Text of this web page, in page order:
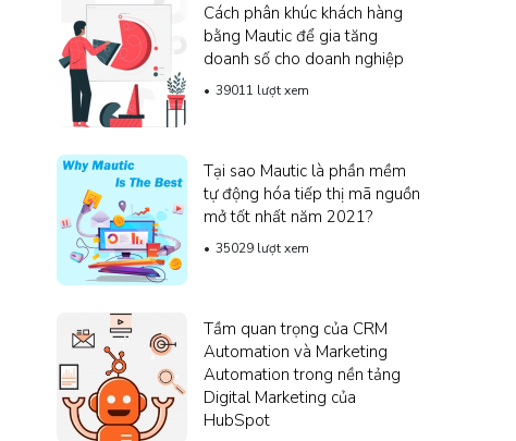
Cách phân khúc khách hàng
bằng Mautic ​​để gia tăng
doanh số cho doanh nghiệp
39011 lượt xem
Tại sao Mautic ​​là phần mềm
tự động hóa tiếp thị mã nguồn
mở tốt nhất năm 2021?
35029 lượt xem
Tầm quan trọng của CRM
Automation và Marketing
Automation trong nền tảng
Digital Marketing của
HubSpot